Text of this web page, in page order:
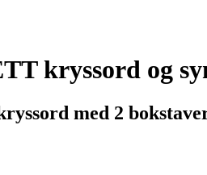
kryssord og
med 2